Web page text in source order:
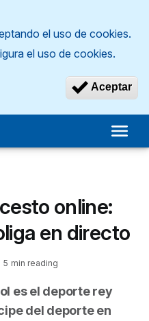
el uso de cookies.
el uso de cookies.
Aceptar
online:
en directo
5 min reading
es el deporte rey
del deporte en